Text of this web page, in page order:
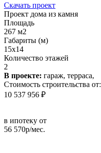
Скачать проект
Проект дома из камня
Площадь
267 м2
Габариты (м)
15x14
Количество этажей
2
В проекте: гараж, терраса,
Стоимость строительства от:
10 537 956 ₽
в ипотеку от
56 570р/мес.